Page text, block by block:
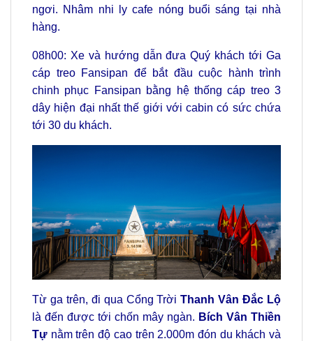
ngơi. Nhâm nhi ly cafe nóng buổi sáng tại nhà
hàng.
08h00: Xe và hướng dẫn đưa Quý khách tới Ga
cáp treo Fansipan để bắt đầu cuộc hành trình
chinh phục Fansipan bằng hệ thống cáp treo 3
dây hiện đại nhất thế giới với cabin có sức chứa
tới 30 du khách.
Từ ga trên, đi qua Cổng TrờiThanh Vân Đắc Lộ
là đến được tới chốn mây ngàn. Bích Vân Thiền
Tự nằm trên độ cao trên 2.000m đón du khách và